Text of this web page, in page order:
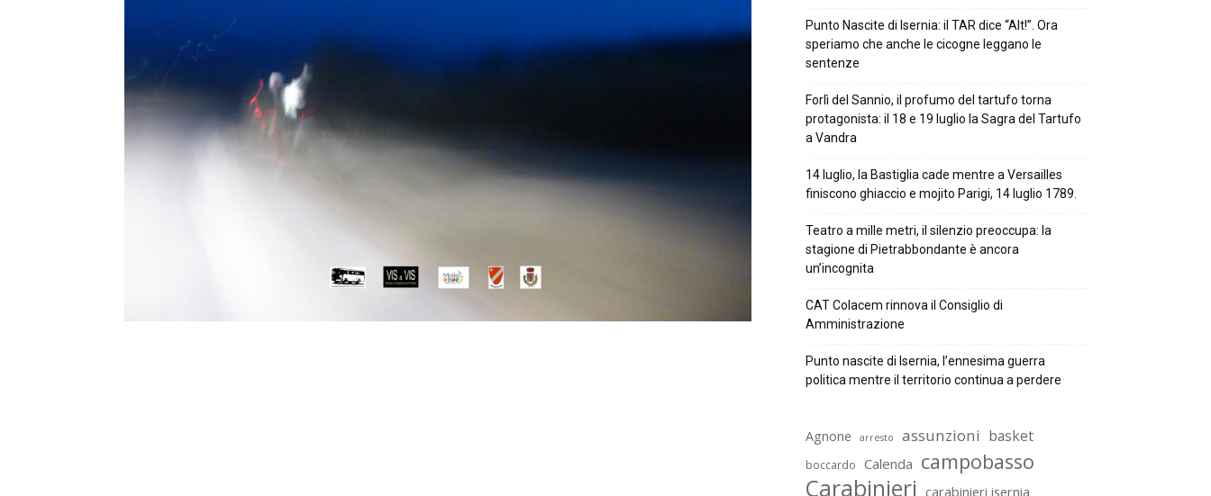
Punto Nascite di Isernia: il TAR dice “Alt!”. Ora
speriamo che anche le cicogne leggano le
sentenze
Forlì del Sannio, il profumo del tartufo torna
protagonista: il 18 e 19 luglio la Sagra del Tartufo
a Vandra
14 luglio, la Bastiglia cade mentre a Versailles
finiscono ghiaccio e mojito Parigi, 14 luglio 1789.
Teatro a mille metri, il silenzio preoccupa: la
stagione di Pietrabbondante è ancora
un’incognita
CAT Colacem rinnova il Consiglio di
Amministrazione
Punto nascite di Isernia, l’ennesima guerra
politica mentre il territorio continua a perdere
Agnone arresto assunzioni basket
boccardo Calenda campobasso
Carabinieri carabinieri isernia